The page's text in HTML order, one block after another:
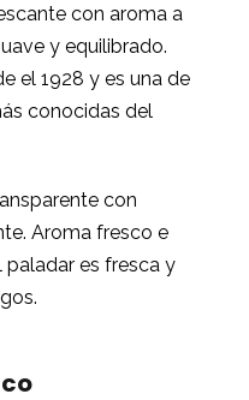
con aroma a
y equilibrado.
el 1928 y es una de
conocidas del
con
Aroma fresco e
es fresca y